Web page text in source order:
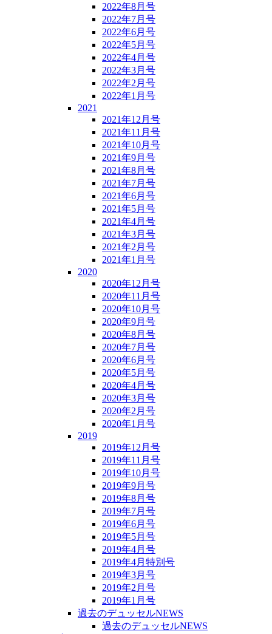
2022年8月号
2022年7月号
2022年6月号
2022年5月号
2022年4月号
2022年3月号
2022年2月号
2022年1月号
2021
2021年12月号
2021年11月号
2021年10月号
2021年9月号
2021年8月号
2021年7月号
2021年6月号
2021年5月号
2021年4月号
2021年3月号
2021年2月号
2021年1月号
2020
2020年12月号
2020年11月号
2020年10月号
2020年9月号
2020年8月号
2020年7月号
2020年6月号
2020年5月号
2020年4月号
2020年3月号
2020年2月号
2020年1月号
2019
2019年12月号
2019年11月号
2019年10月号
2019年9月号
2019年8月号
2019年7月号
2019年6月号
2019年5月号
2019年4月号
2019年4月特別号
2019年3月号
2019年2月号
2019年1月号
過去のデュッセルNEWS
過去のデュッセルNEWS